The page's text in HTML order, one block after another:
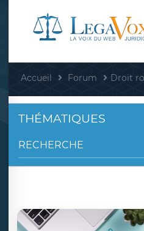
Accueil Forum Droit
THÉMATIQUES